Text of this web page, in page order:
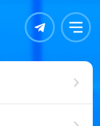
Контакты Меню